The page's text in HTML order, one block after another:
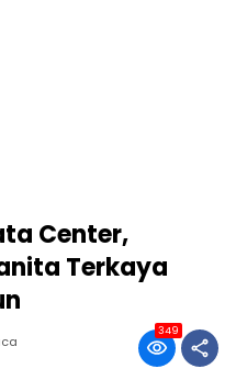
Center,
Terkaya
349